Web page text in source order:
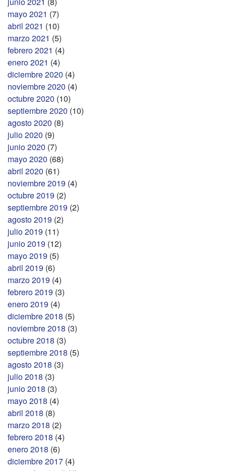
mayo 2021 (7)
abril 2021 (10)
marzo 2021 (5)
febrero 2021 (4)
enero 2021 (4)
diciembre 2020 (4)
noviembre 2020 (4)
octubre 2020 (10)
septiembre 2020 (10)
agosto 2020 (8)
julio 2020 (9)
junio 2020 (7)
mayo 2020 (68)
abril 2020 (61)
noviembre 2019 (4)
octubre 2019 (2)
septiembre 2019 (2)
agosto 2019 (2)
julio 2019 (11)
junio 2019 (12)
mayo 2019 (5)
abril 2019 (6)
marzo 2019 (4)
febrero 2019 (3)
enero 2019 (4)
diciembre 2018 (5)
noviembre 2018 (3)
octubre 2018 (3)
septiembre 2018 (5)
agosto 2018 (3)
julio 2018 (3)
junio 2018 (3)
mayo 2018 (4)
abril 2018 (8)
marzo 2018 (2)
febrero 2018 (4)
enero 2018 (6)
diciembre 2017 (4)